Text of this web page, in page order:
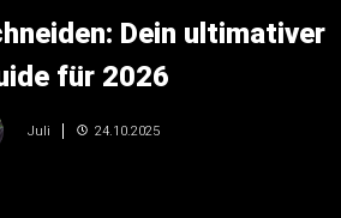
Dein ultimativer
für 2026
Juli 24.10.2025